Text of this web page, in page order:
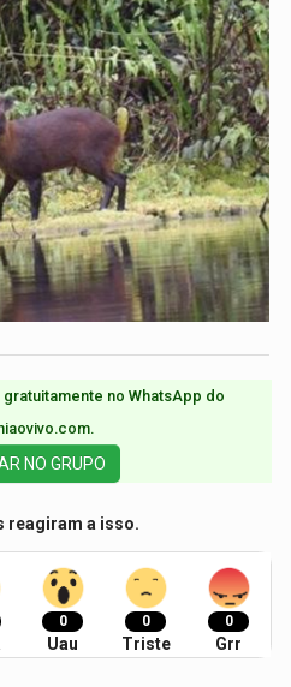
no WhatsApp do
NO GRUPO
reagiram a isso.
0
Uau
0
Triste
0
Grr